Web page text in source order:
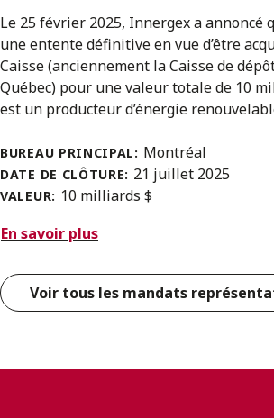
Le 25 février 2025, Innergex a annoncé
une entente définitive en vue d’être
Caisse (anciennement la Caisse de
Québec) pour une valeur totale de 10
est un producteur d’énergie
BUREAU PRINCIPAL: Montréal
DATE DE CLÔTURE: 21 juillet 2025
VALEUR: 10 milliards $
En savoir plus
Voir tous les mandats